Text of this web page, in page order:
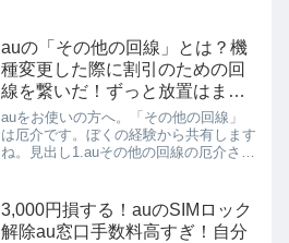
す。共有します。見出し1.無理に現金化
しなくてもいいのでは？2...
auの「その他の回線」とは？機
種変更した際に割引のための回
線を繋いだ！ずっと放置はまず
いですね。
auをお使いの方へ。「その他の回線」
は厄介です。ぼくの経験から共有します
ね。見出し1.auその他の回線の厄介さ
とがだいじスポンサーリンク
(adsbygoogle...
3,000円損する！auのSIMロック
解除au窓口手数料高すぎ！自分